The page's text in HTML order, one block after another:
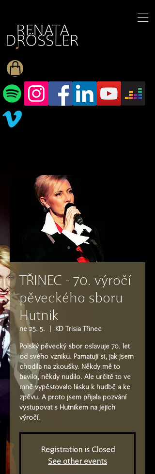
TŘINEC - 70. výročí
pěveckého sboru
Hutnik
ne 25. 5. KD Trisia Třinec
Polský pěvecký sbor oslavuje 70. let
od svého vzniku. Pamatuji si, jak jsem
chodila na zkoušky. Někdy mě to
bavilo, někdy nudilo. Ale určitě to ve
mně vypěstovalo lásku k hudbě a ke
zpěvu. A proto jsem přijala pozvání
vystupovat s Hutnikem na jejich
výročí.
Registration is Closed
See other events